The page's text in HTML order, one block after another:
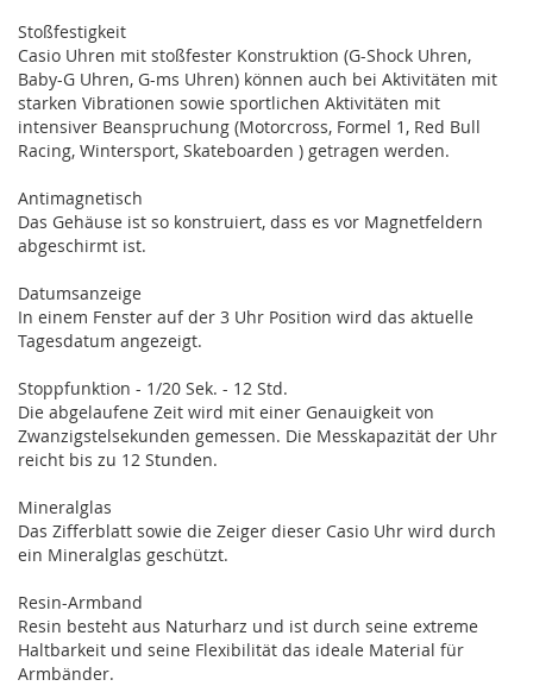
Stoßfestigkeit
Casio Uhren mit stoßfester Konstruktion (G-Shock Uhren,
Baby-G Uhren, G-ms Uhren) können auch bei Aktivitäten mit
starken Vibrationen sowie sportlichen Aktivitäten mit
intensiver Beanspruchung (Motorcross, Formel 1, Red Bull
Racing, Wintersport, Skateboarden ) getragen werden.
Antimagnetisch
Das Gehäuse ist so konstruiert, dass es vor Magnetfeldern
abgeschirmt ist.
Datumsanzeige
In einem Fenster auf der 3 Uhr Position wird das aktuelle
Tagesdatum angezeigt.
Stoppfunktion - 1/20 Sek. - 12 Std.
Die abgelaufene Zeit wird mit einer Genauigkeit von
Zwanzigstelsekunden gemessen. Die Messkapazität der Uhr
reicht bis zu 12 Stunden.
Mineralglas
Das Zifferblatt sowie die Zeiger dieser Casio Uhr wird durch
ein Mineralglas geschützt.
Resin-Armband
Resin besteht aus Naturharz und ist durch seine extreme
Haltbarkeit und seine Flexibilität das ideale Material für
Armbänder.